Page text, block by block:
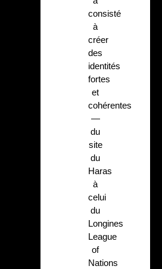
consisté
à
créer
des
identités
fortes
et
cohérentes
—
du
site
du
Haras
à
celui
du
Longines
League
of
Nations